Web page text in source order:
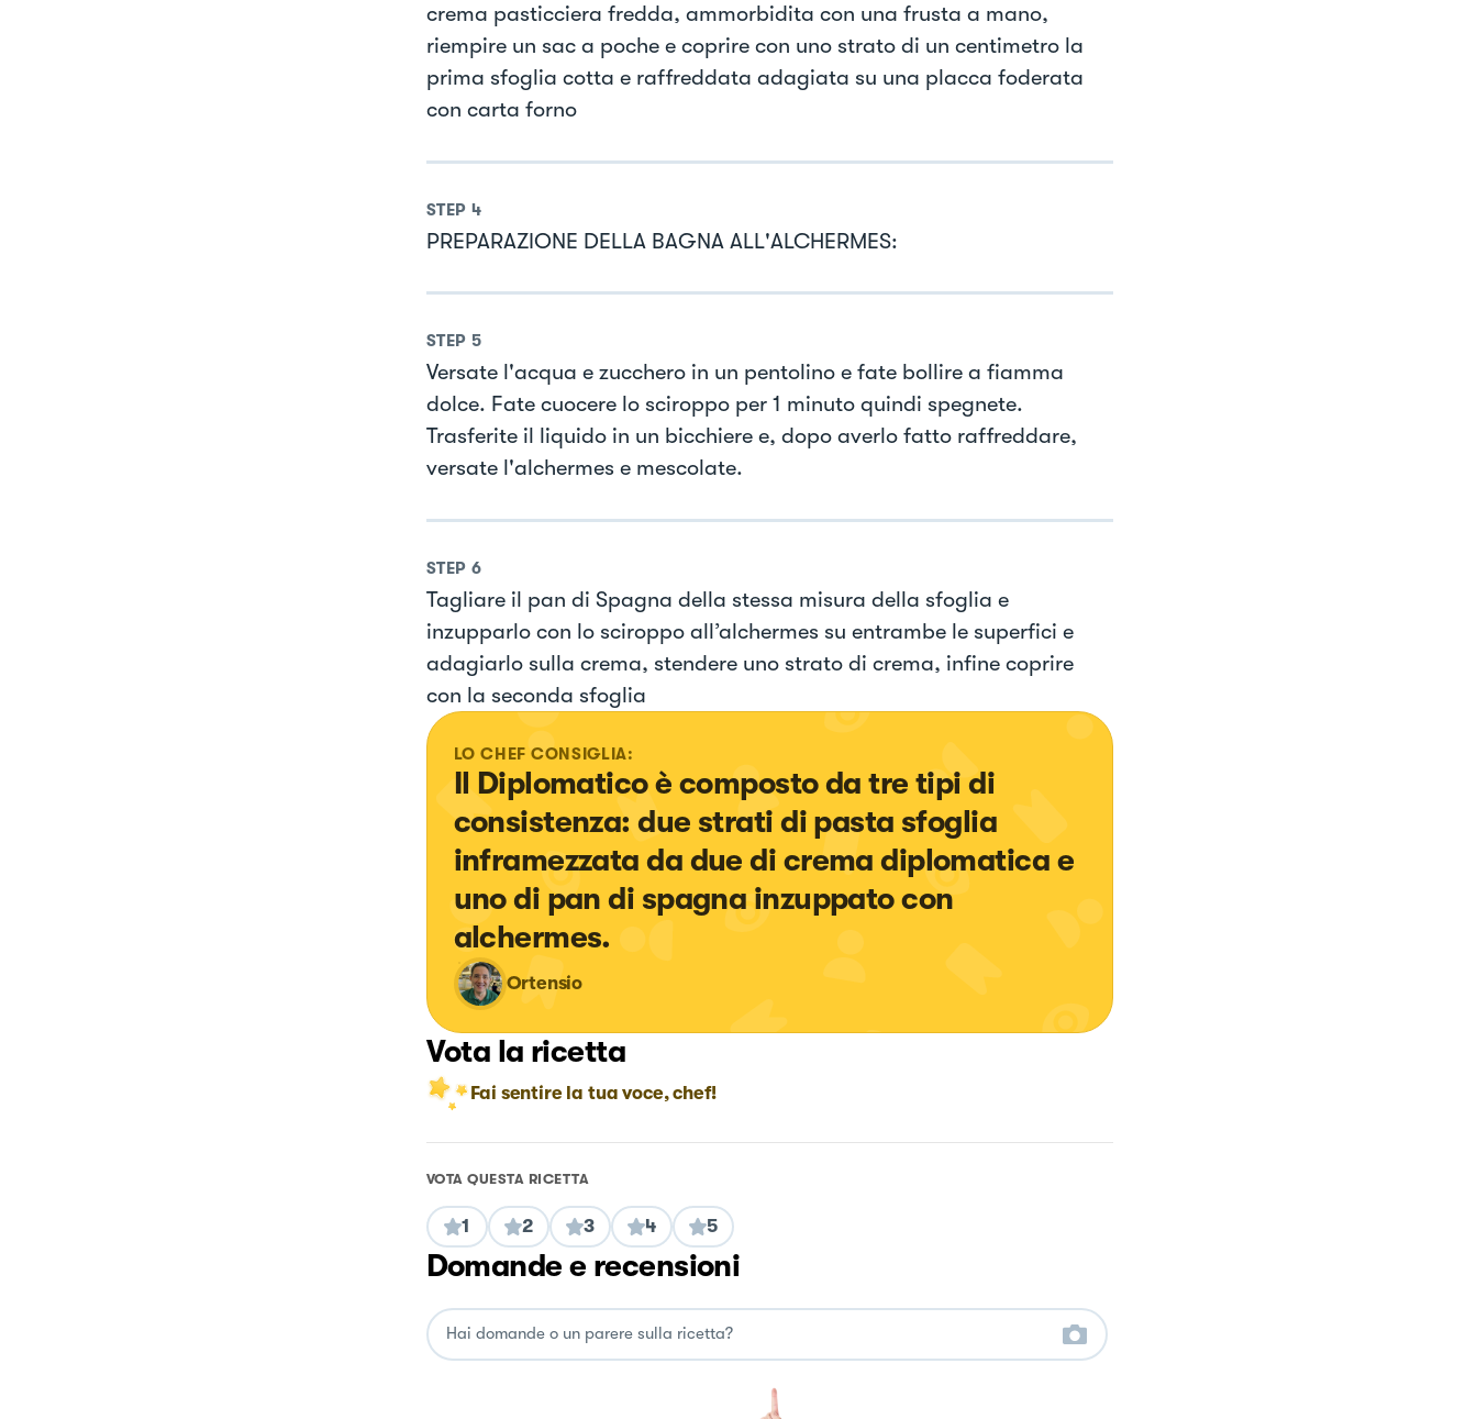
crema pasticciera fredda, ammorbidita con una frusta a mano,
riempire un sac a poche e coprire con uno strato di un centimetro la
prima sfoglia cotta e raffreddata adagiata su una placca foderata
con carta forno
STEP 4
PREPARAZIONE DELLA BAGNA ALL'ALCHERMES:
STEP 5
Versate l'acqua e zucchero in un pentolino e fate bollire a fiamma
dolce. Fate cuocere lo sciroppo per 1 minuto quindi spegnete.
Trasferite il liquido in un bicchiere e, dopo averlo fatto raffreddare,
versate l'alchermes e mescolate.
STEP 6
Tagliare il pan di Spagna della stessa misura della sfoglia e
inzupparlo con lo sciroppo all’alchermes su entrambe le superfici e
adagiarlo sulla crema, stendere uno strato di crema, infine coprire
con la seconda sfoglia
LO CHEF CONSIGLIA:
Il Diplomatico è composto da tre tipi di
consistenza: due strati di pasta sfoglia
inframezzata da due di crema diplomatica e
uno di pan di spagna inzuppato con
alchermes.
Ortensio
Vota la ricetta
Fai sentire la tua voce, chef!
VOTA QUESTA RICETTA
1 2 3 4 5
Domande e recensioni